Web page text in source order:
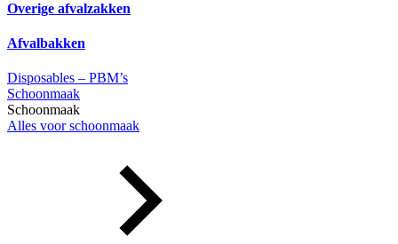
Overige afvalzakken
Afvalbakken
Disposables – PBM’s
Schoonmaak
Schoonmaak
Alles voor schoonmaak